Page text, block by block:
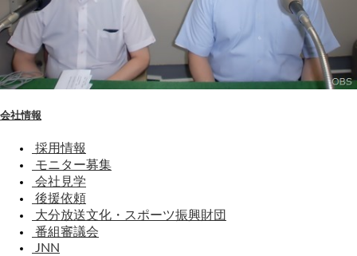
会社情報
採用情報
モニター募集
会社見学
後援依頼
大分放送文化・スポーツ振興財団
番組審議会
JNN